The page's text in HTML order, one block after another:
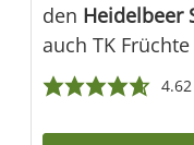
den Heidelbeer
auch TK
4.62